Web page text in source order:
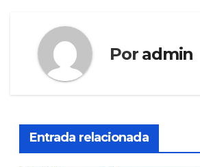
Por admin
Entrada relacionada